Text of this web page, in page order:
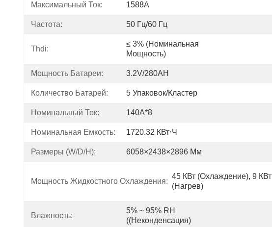
Максимальный Ток: 1588A
Частота: 50 Гц/60 Гц
Thdi:
≤ 3% (номинальная
Мощность)
Мощность Батареи: 3.2V/280AH
Количество Батарей: 5 Упаковок/кластер
Номинальный Ток: 140A*8
Номинальная Емкость: 1720.32 КВт⋅ч
Размеры (W/D/H): 6058×2438×2896 Мм
Мощность Жидкостного Охлаждения:
45 КВт (охлаждение), 9 КВт
(нагрев)
Влажность:
5% ~ 95% RH
((Неконденсация)